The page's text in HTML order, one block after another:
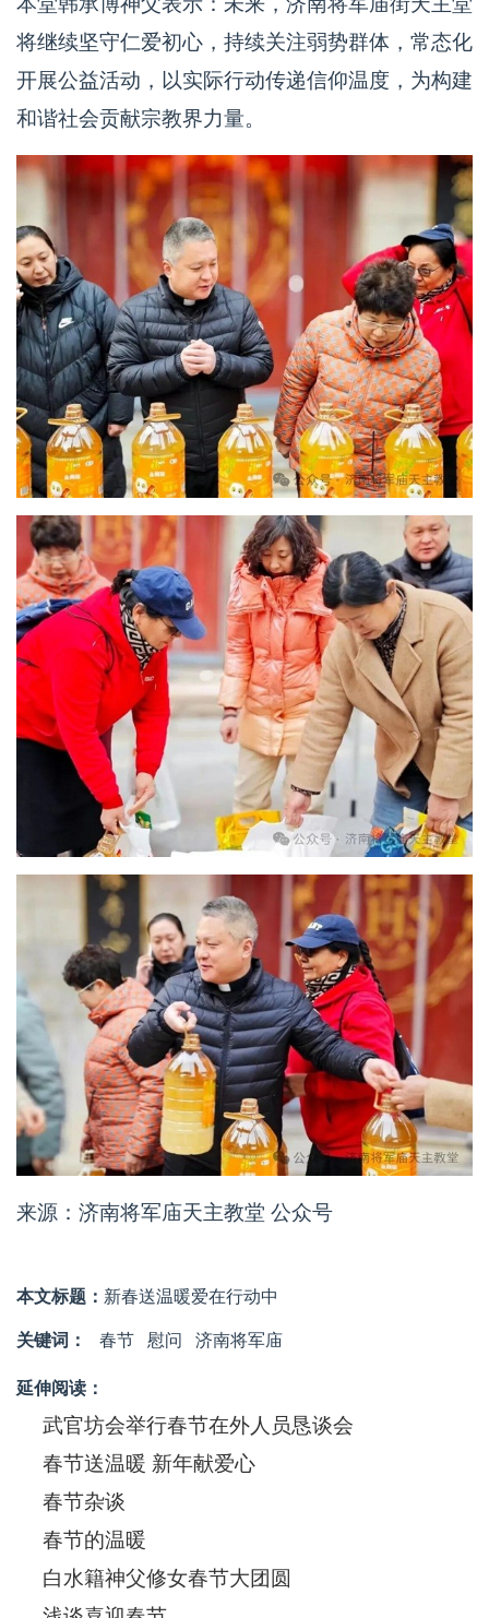
将继续坚守仁爱初心，持续关注弱势群体，常态化
开展公益活动，以实际行动传递信仰温度，为构建
和谐社会贡献宗教界力量。
来源：济南将军庙天主教堂 公众号
本文标题： 新春送温暖爱在行动中
关键词： 春节 慰问 济南将军庙
延伸阅读：
武官坊会举行春节在外人员恳谈会
春节送温暖 新年献爱心
春节杂谈
春节的温暖
白水籍神父修女春节大团圆